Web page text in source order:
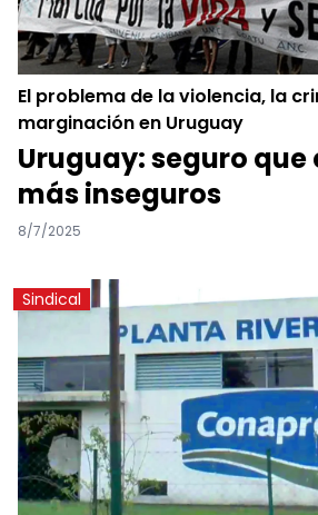
El problema de la violencia, la
marginación en Uruguay
Uruguay: seguro que
más inseguros
8/7/2025
Sindical